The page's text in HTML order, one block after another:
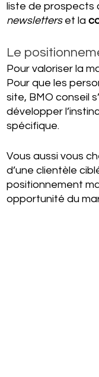
liste de prospects
newsletters et la
Le
Pour valoriser la
Pour que les
site, BMO conseil
développer
spécifique.
Vous aussi vous
d’une clientèle
positionnement
opportunité du